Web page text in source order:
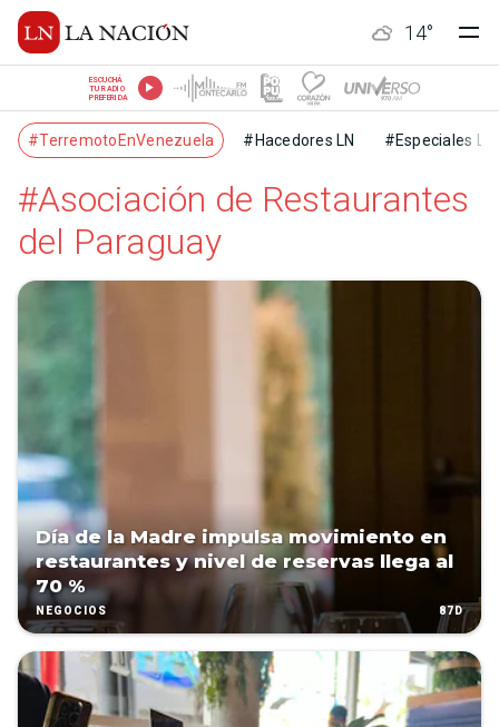
14°
ESCUCHÁ
TU RADIO
PREFERIDA
#TerremotoEnVenezuela #Hacedores LN #Especiales LN
#Asociación de Restaurantes
del Paraguay
Día de la Madre impulsa movimiento en
restaurantes y nivel de reservas llega al
70 %
NEGOCIOS 87D